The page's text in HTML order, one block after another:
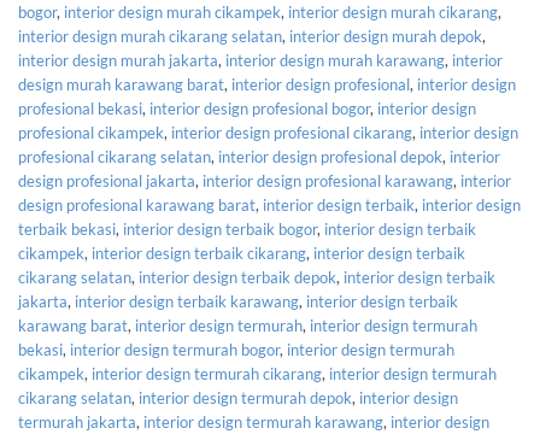
bogor, interior design murah cikampek, interior design murah cikarang,
interior design murah cikarang selatan, interior design murah depok,
interior design murah jakarta, interior design murah karawang, interior
design murah karawang barat, interior design profesional, interior design
profesional bekasi, interior design profesional bogor, interior design
profesional cikampek, interior design profesional cikarang, interior design
profesional cikarang selatan, interior design profesional depok, interior
design profesional jakarta, interior design profesional karawang, interior
design profesional karawang barat, interior design terbaik, interior design
terbaik bekasi, interior design terbaik bogor, interior design terbaik
cikampek, interior design terbaik cikarang, interior design terbaik
cikarang selatan, interior design terbaik depok, interior design terbaik
jakarta, interior design terbaik karawang, interior design terbaik
karawang barat, interior design termurah, interior design termurah
bekasi, interior design termurah bogor, interior design termurah
cikampek, interior design termurah cikarang, interior design termurah
cikarang selatan, interior design termurah depok, interior design
termurah jakarta, interior design termurah karawang, interior design